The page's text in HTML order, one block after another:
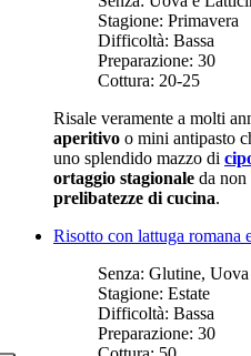
Stagione: Primavera
Difficoltà: Bassa
Preparazione: 30
Cottura: 20-25
Risale veramente a molti
aperitivo o mini antipasto
uno splendido mazzo di
ortaggio stagionale da non
prelibatezze di cucina.
Risotto con lattuga romana
Senza: Glutine,
Stagione: Estate
Difficoltà: Bassa
Preparazione: 30